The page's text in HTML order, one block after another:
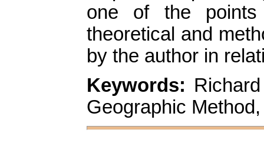
one of the
theoretical and
by the author in
Keywords:
Geographic